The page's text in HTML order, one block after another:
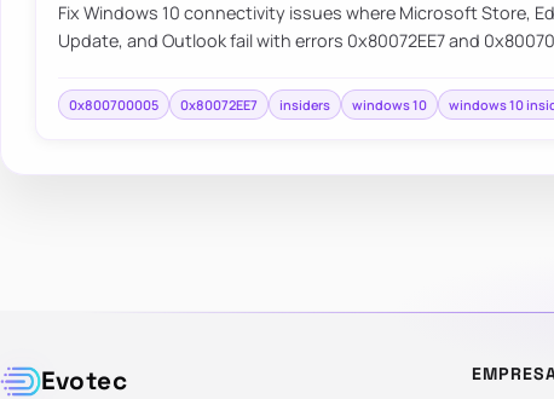
Fix Windows 10 connectivity issues where Microsoft Store,
Update, and Outlook fail with errors 0x80072EE7 and
0x800700005 0x80072EE7 insiders windows 10 windows 10
Evotec